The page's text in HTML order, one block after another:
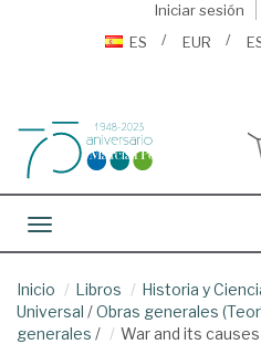
Iniciar sesión
ES
EUR
Toggle navigation
Inicio Libros Historia y
Universal /Obras generales
generales / War and its causes